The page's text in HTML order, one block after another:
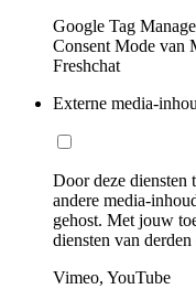
Google Tag
Consent Mode van
Freshchat
Externe media-
Door deze diensten
andere media-
gehost. Met jouw
diensten van
Vimeo, YouTube